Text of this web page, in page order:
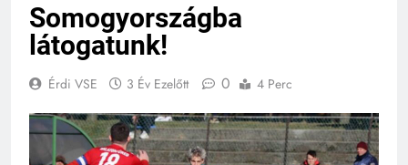
Somogyországba
látogatunk!
Érdi VSE 3 Év Ezelőtt 0 4 Perc